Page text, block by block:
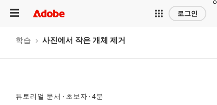
로그인
학습 사진에서 작은 개체 제거
튜토리얼 문서 초보자 4분